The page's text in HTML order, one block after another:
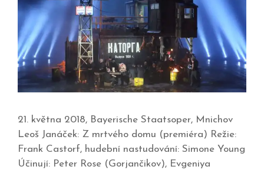
21. května 2018, Bayerische Staatsoper, Mnichov
Leoš Janáček: Z mrtvého domu (premiéra) Režie:
Frank Castorf, hudební nastudování: Simone Young
Účinují: Peter Rose (Gorjančikov), Evgeniya